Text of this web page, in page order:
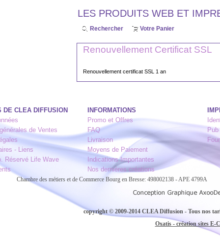
LES PRODUITS WEB ET
Rechercher Votre Panier
Renouvellement Certificat SSL
Renouvellement certificat SSL 1 an
DE CLEA DIFFUSION INFORMATIONS
Promo et Offres
de Ventes
FAQ
Livraison
- Liens
Moyens de Paiement
Réservé Life Wave
Indications Importantes
Nos dernières créations
Chambre des métiers et de Commerce Bourg en Bresse: 498002138 - APE 4799A
copyright © 2009-2014 CLEA Diffusion - Tous nos
Oxatis - création sites E-